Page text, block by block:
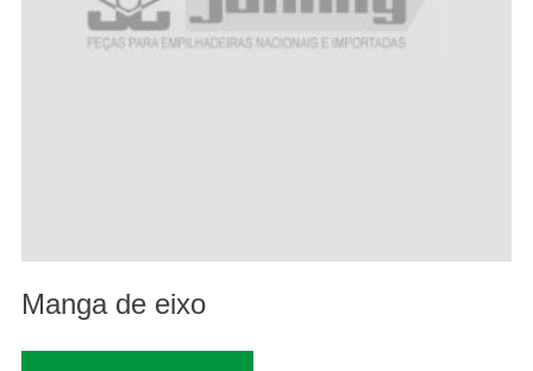
Manga de eixo